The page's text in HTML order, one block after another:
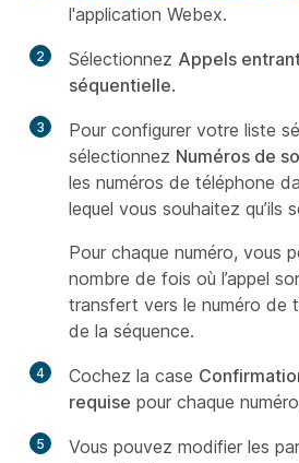
l'application Webex.
2 Sélectionnez Appels
séquentielle.
3
Pour configurer votre liste
sélectionnez Numéros de
les numéros de téléphone
lequel vous souhaitez qu’ils
Pour chaque numéro, vous
nombre de fois où l’appel
transfert vers le numéro de
de la séquence.
4 Cochez la case
requise pour chaque
5
Vous pouvez modifier les